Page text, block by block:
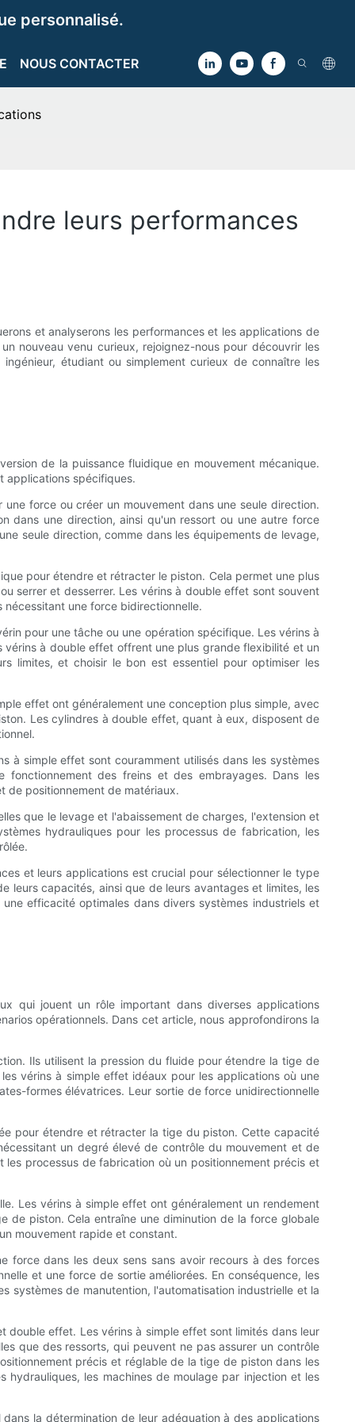
personnalisé.
NOUS CONTACTER
leurs performances
et analyserons les performances et les applications de
nouveau venu curieux, rejoignez-nous pour découvrir les
étudiant ou simplement curieux de connaître les
de la puissance fluidique en mouvement mécanique.
applications spécifiques.
force ou créer un mouvement dans une seule direction.
dans une direction, ainsi qu'un ressort ou une autre force
seule direction, comme dans les équipements de levage,
pour étendre et rétracter le piston. Cela permet une plus
serrer et desserrer. Les vérins à double effet sont souvent
une force bidirectionnelle.
pour une tâche ou une opération spécifique. Les vérins à
à double effet offrent une plus grande flexibilité et un
limites, et choisir le bon est essentiel pour optimiser les
effet ont généralement une conception plus simple, avec
Les cylindres à double effet, quant à eux, disposent de
à simple effet sont couramment utilisés dans les systèmes
des freins et des embrayages. Dans les
de positionnement de matériaux.
que le levage et l'abaissement de charges, l'extension et
hydrauliques pour les processus de fabrication, les
et leurs applications est crucial pour sélectionner le type
leurs capacités, ainsi que de leurs avantages et limites, les
efficacité optimales dans divers systèmes industriels et
qui jouent un rôle important dans diverses applications
opérationnels. Dans cet article, nous approfondirons la
Ils utilisent la pression du fluide pour étendre la tige de
vérins à simple effet idéaux pour les applications où une
formes élévatrices. Leur sortie de force unidirectionnelle
pour étendre et rétracter la tige du piston. Cette capacité
un degré élevé de contrôle du mouvement et de
processus de fabrication où un positionnement précis et
Les vérins à simple effet ont généralement un rendement
piston. Cela entraîne une diminution de la force globale
mouvement rapide et constant.
force dans les deux sens sans avoir recours à des forces
et une force de sortie améliorées. En conséquence, les
systèmes de manutention, l'automatisation industrielle et la
effet. Les vérins à simple effet sont limités dans leur
que des ressorts, qui peuvent ne pas assurer un contrôle
précis et réglable de la tige de piston dans les
les machines de moulage par injection et les
la détermination de leur adéquation à des applications